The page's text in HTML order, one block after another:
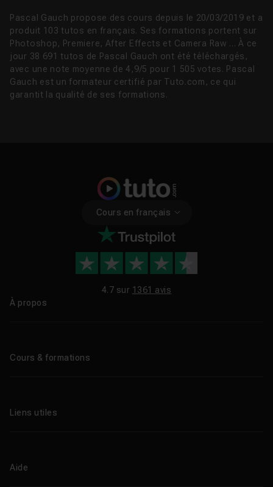
Pascal Gauch propose des cours depuis le 20/03/2019 et a
produit 103 tutos en français. Ses formations portent sur
Photoshop, Premiere, After Effects et Camera Raw ... À ce
jour 38 691 tutos de Pascal Gauch ont été téléchargés,
avec une note moyenne de 4,9/5 pour 1 505 votes. Pascal
Gauch est un formateur certifié par Tuto.com, ce qui
garantit la qualité de ses formations.
Cours en français
4.7 sur 1361 avis
À propos
Cours & formations
Formations certifiantes
Promos
Liens utiles
Centres de formation
Aide